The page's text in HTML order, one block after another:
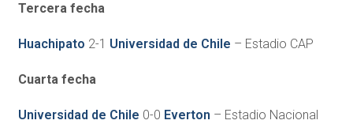
Tercera fecha
Huachipato 2-1 Universidad de Chile – Estadio CAP
Cuarta fecha
Universidad de Chile 0-0 Everton – Estadio Nacional